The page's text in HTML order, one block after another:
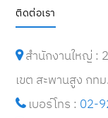
ติดต่อเรา
สำนักงานใหญ่ :
เขต สะพานสูง กท
เบอร์โทร : 02-